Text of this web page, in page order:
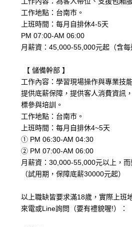
工作地點：台南市。
上班時間：每月自排休4-5天
PM 07:00-AM 06:00
月薪資：45,000-55,000元起（含每
【 儲備幹部 】
工作內容：學習現場操作與專業技
提供底薪保障，提供客人消費資訊
標參與培訓。
工作地點：台南市。
上班時間：每月自排休4~5天
① PM 06:30-AM 04:30
② PM 07:00-AM 06:00
月薪資：30,000-55,000元以上，而
（試用期，保障底薪30000元起）
以上職缺皆要求滿18歲，實際上班
來電或Line詢問（要有禮貌喔!）：